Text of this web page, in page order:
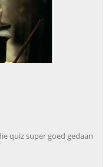
quiz super goed gedaan